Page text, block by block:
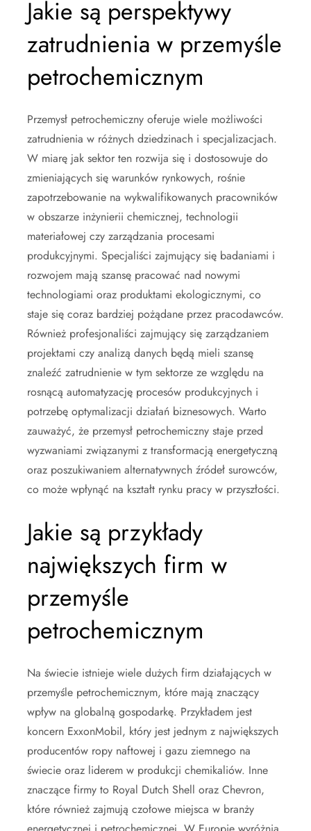
Jakie są perspektywy
zatrudnienia w przemyśle
petrochemicznym
Przemysł petrochemiczny oferuje wiele możliwości
zatrudnienia w różnych dziedzinach i specjalizacjach.
W miarę jak sektor ten rozwija się i dostosowuje do
zmieniających się warunków rynkowych, rośnie
zapotrzebowanie na wykwalifikowanych pracowników
w obszarze inżynierii chemicznej, technologii
materiałowej czy zarządzania procesami
produkcyjnymi. Specjaliści zajmujący się badaniami i
rozwojem mają szansę pracować nad nowymi
technologiami oraz produktami ekologicznymi, co
staje się coraz bardziej pożądane przez pracodawców.
Również profesjonaliści zajmujący się zarządzaniem
projektami czy analizą danych będą mieli szansę
znaleźć zatrudnienie w tym sektorze ze względu na
rosnącą automatyzację procesów produkcyjnych i
potrzebę optymalizacji działań biznesowych. Warto
zauważyć, że przemysł petrochemiczny staje przed
wyzwaniami związanymi z transformacją energetyczną
oraz poszukiwaniem alternatywnych źródeł surowców,
co może wpłynąć na kształt rynku pracy w przyszłości.
Jakie są przykłady
największych firm w
przemyśle
petrochemicznym
Na świecie istnieje wiele dużych firm działających w
przemyśle petrochemicznym, które mają znaczący
wpływ na globalną gospodarkę. Przykładem jest
koncern ExxonMobil, który jest jednym z największych
producentów ropy naftowej i gazu ziemnego na
świecie oraz liderem w produkcji chemikaliów. Inne
znaczące firmy to Royal Dutch Shell oraz Chevron,
które również zajmują czołowe miejsca w branży